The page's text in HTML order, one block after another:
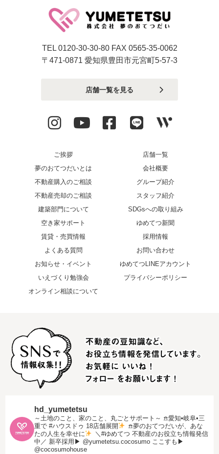
TEL 0120-30-30-80 FAX 0565-35-0062
〒471-0871 愛知県豊田市元宮町5-57-3
店舗一覧を見る
ご挨拶
夢のおてつだいとは
不動産購入のご相談
不動産売却のご相談
建築部門について
空き家サポート
賃貸・売買情報
よくある質問
お知らせ・イベント
いえづくり勉強会
オンライン相談について
店舗一覧
会社概要
グループ紹介
スタッフ紹介
SDGsへの取り組み
ゆめてつ新聞
採用情報
お問い合わせ
ゆめてつLINEアカウント
プライバシーポリシー
hd_yumetetsu
～土地のこと、家のこと、丸ごとサポート～ 𖠿愛知•岐阜•三
重で #ハウスドゥ 18店舗展開
𖠿夢のおてつだいが、あな
たの人生を幸せに
＼#ゆめてつ 不動産のお役立ち情報発信
中／ 新卒採用▶︎ @yumetetsu.cocosumo ここすも▶︎
@cocosumohouse